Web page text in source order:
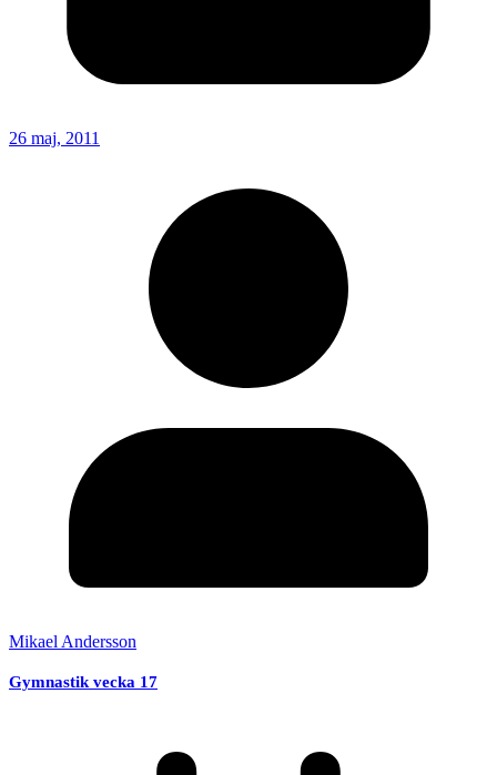
26 maj, 2011
Mikael Andersson
Gymnastik vecka 17